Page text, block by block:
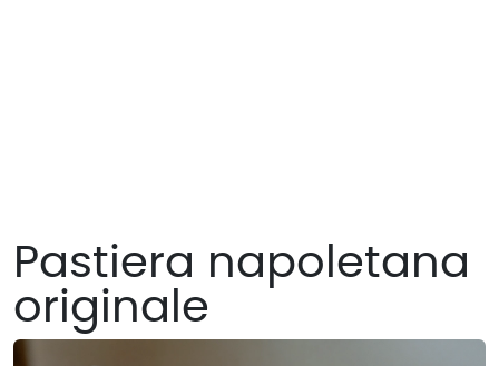
Pastiera napoletana
originale